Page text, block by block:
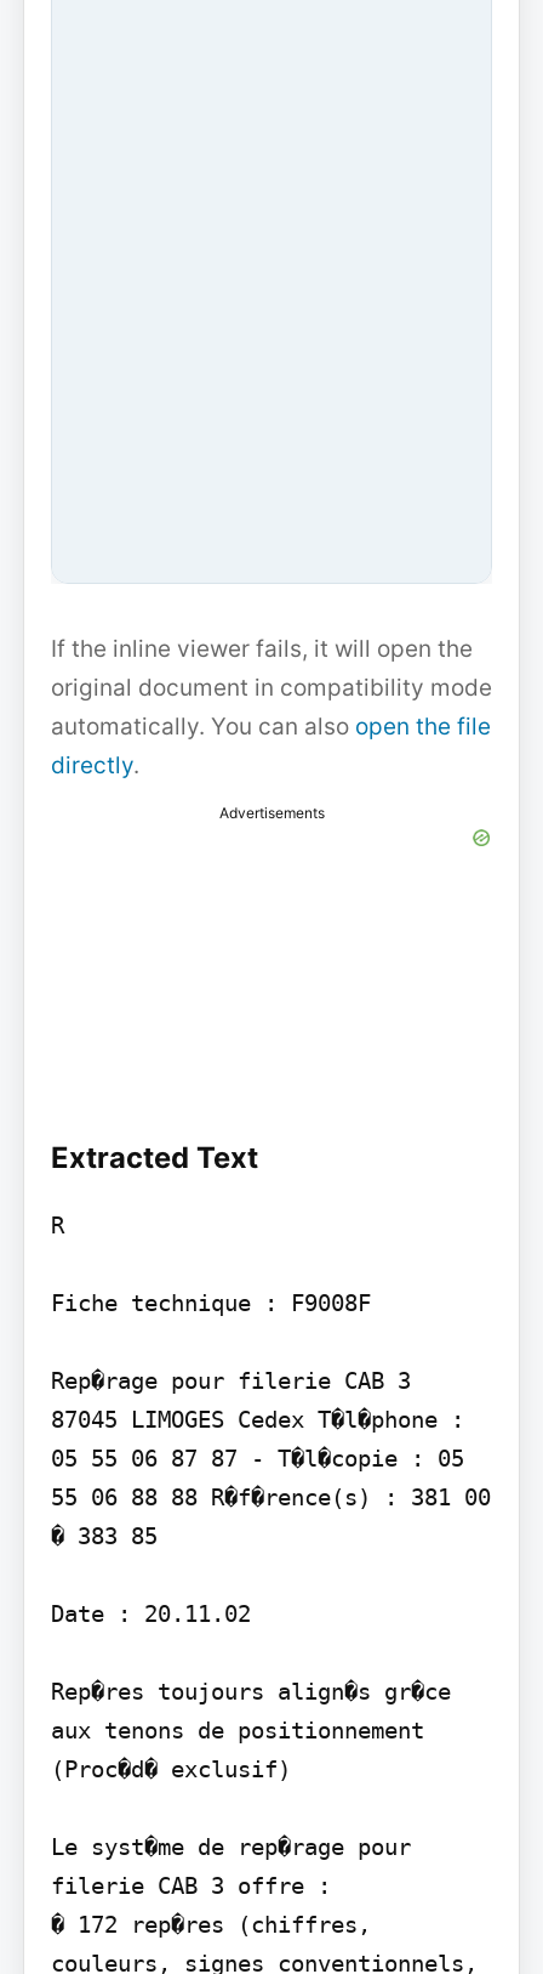
If the inline viewer fails, it will open the
original document in compatibility mode
automatically. You can also open the file
directly.
Advertisements
Extracted Text
R
Fiche technique : F9008F
Rep�rage pour filerie CAB 3
87045 LIMOGES Cedex T�l�phone :
05 55 06 87 87 - T�l�copie : 05
55 06 88 88 R�f�rence(s) : 381 00
� 383 85
Date : 20.11.02
Rep�res toujours align�s gr�ce
aux tenons de positionnement
(Proc�d� exclusif)
Le syst�me de rep�rage pour
filerie CAB 3 offre :
� 172 rep�res (chiffres,
couleurs, signes conventionnels,